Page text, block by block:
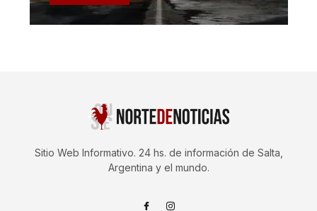
Sitio Web Informativo. 24 hs. de información de Salta,
Argentina y el mundo.